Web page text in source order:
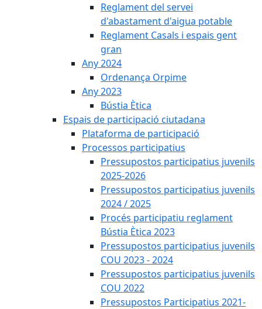
Reglament del servei
d'abastament d'aigua potable
Reglament Casals i espais gent
gran
Any 2024
Ordenança Orpime
Any 2023
Bústia Ètica
Espais de participació ciutadana
Plataforma de participació
Processos participatius
Pressupostos participatius juvenils
2025-2026
Pressupostos participatius juvenils
2024 / 2025
Procés participatiu reglament
Bústia Ètica 2023
Pressupostos participatius juvenils
COU 2023 - 2024
Pressupostos participatius juvenils
COU 2022
Pressupostos Participatius 2021-